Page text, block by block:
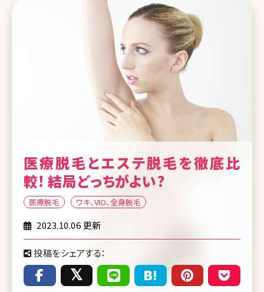
医療脱毛とエステ脱毛を徹底比
較! 結局どっちがよい?
医療脱毛 ワキ、VIO、全身脱毛
2023.10.06 更新
投稿をシェアする：